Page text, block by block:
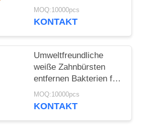
Zahnbürsten 350g
Weißpapierbox 60 Tage
MOQ:10000pcs
KONTAKT
Umweltfreundliche
weiße Zahnbürsten
entfernen Bakterien für
die Reinigung der
Zähne
MOQ:10000pcs
KONTAKT